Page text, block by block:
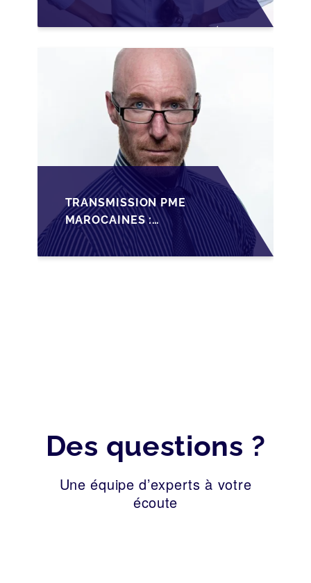
TRANSMISSION DES
PME FAMILIALES AU
TRANSMISSION PME
MAROCAINES :
SÉCURISER LA
CESSION AVEC LES
Des questions ?
Une équipe d’experts à votre
écoute